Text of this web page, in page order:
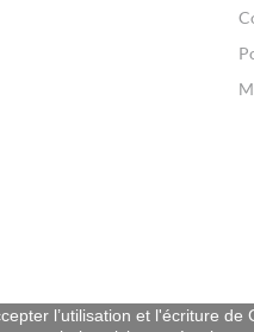
l’utilisation et l'écriture